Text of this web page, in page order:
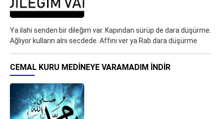
Ya ilahi senden bir dileğim var. Kapından sürüp de dara düşürme.
Ağlıyor kulların alnı secdede. Affını ver ya Rab dara düşürme
CEMAL KURU MEDINEYE VARAMADIM İNDIR